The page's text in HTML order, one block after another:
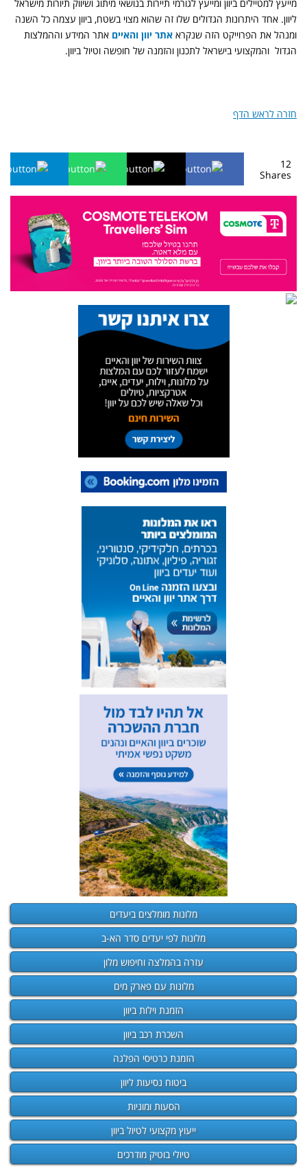
מייעץ למטיילים ביוון ומייעץ לגורמי תיירות בנושאי מיתוג ושיווק תיורות מישראל
ליוון. אחד היתרונות הגדולים שלו זה שהוא מצוי בשטח, ביוון עצמה כל השנה
ומנהל את הפרוייקט הזה שנקרא אתר יוון והאיים אתר המידע וההמלצות
הגדול והמקצועי בישראל לתכנון והזמנה של חופשה וטיול ביוון.
חזרה לראש הדף
12
Shares
מלונות מומלצים ביעדים
מלונות לפי יעדים סדר הא-ב
עזרה בהמלצה וחיפוש מלון
מלונות עם פארק מים
הזמנת וילות ביוון
השכרת רכב ביוון
הזמנת כרטיסי הפלגה
ביטוח נסיעות ליוון
הסעות ומוניות
ייעוץ מקצועי לטיול ביוון
טיולי בוטיק מודרכים